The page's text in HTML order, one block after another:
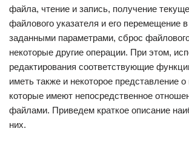
файла, чтение и запись, получение
файлового указателя и его перемещение в
заданными параметрами, сброс
некоторые другие операции. При этом,
редактирования соответствующие
иметь также и некоторое представление о
которые имеют непосредственное
файлами. Приведем краткое описание
них.